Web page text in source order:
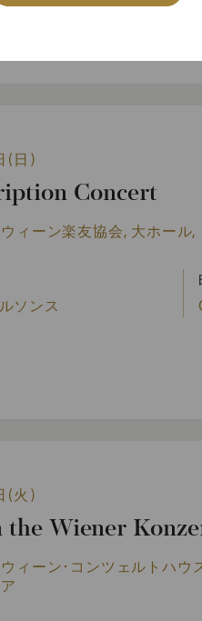
(日)
Concert
ウィーン楽友協会, 大ホール
ソンス
(火)
the Wiener
ウィーン･コンツェルトハウ
ア